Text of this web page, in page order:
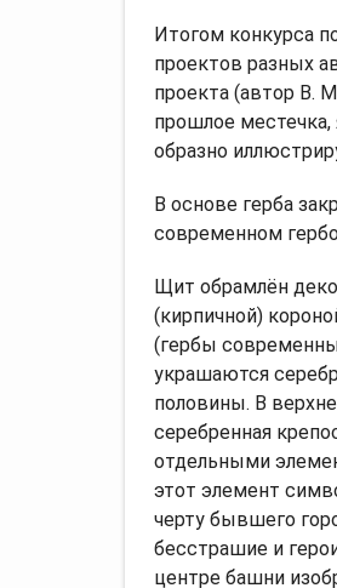
Итогом конкурса
проектов разных
проекта (автор В.
прошлое
образно
В основе герба
современном
Щит обрамлён
(кирпичной)
(гербы
украшаются
половины. В
серебренная
отдельными
этот элемент
черту бывшего
бесстрашие и
центре башни